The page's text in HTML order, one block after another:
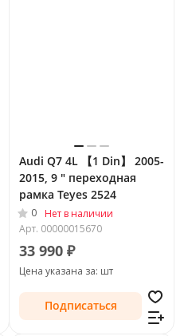
Audi Q7 4L 【1 Din】 2005-
2015, 9 " переходная
рамка Teyes 2524
0
Нет в наличии
Арт. 00000015670
33 990 ₽
Цена указана за: шт
Подписаться